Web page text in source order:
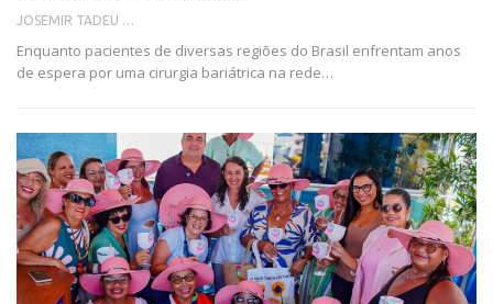
Enquanto pacientes de diversas regiões do Brasil enfrentam anos
de espera por uma cirurgia bariátrica na rede…